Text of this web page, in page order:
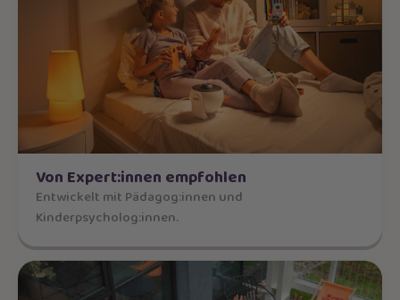
Von Expert:innen empfohlen
Entwickelt mit Pädagog:innen und
Kinderpsycholog:innen.